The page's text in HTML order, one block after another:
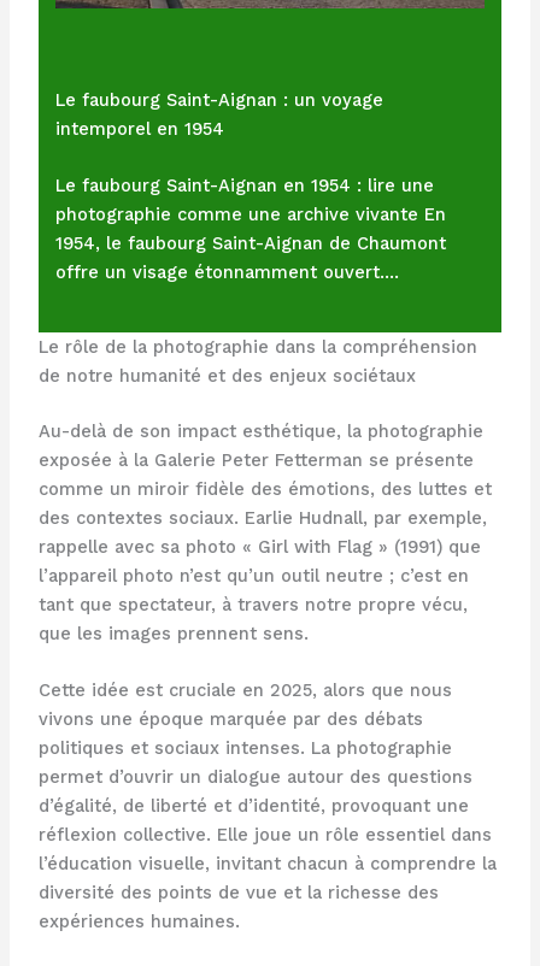
Le faubourg Saint-Aignan : un voyage
intemporel en 1954
Le faubourg Saint-Aignan en 1954 : lire une
photographie comme une archive vivante En
1954, le faubourg Saint-Aignan de Chaumont
offre un visage étonnamment ouvert.…
Le rôle de la photographie dans la compréhension
de notre humanité et des enjeux sociétaux
Au-delà de son impact esthétique, la photographie
exposée à la Galerie Peter Fetterman se présente
comme un miroir fidèle des émotions, des luttes et
des contextes sociaux. Earlie Hudnall, par exemple,
rappelle avec sa photo « Girl with Flag » (1991) que
l’appareil photo n’est qu’un outil neutre ; c’est en
tant que spectateur, à travers notre propre vécu,
que les images prennent sens.
Cette idée est cruciale en 2025, alors que nous
vivons une époque marquée par des débats
politiques et sociaux intenses. La photographie
permet d’ouvrir un dialogue autour des questions
d’égalité, de liberté et d’identité, provoquant une
réflexion collective. Elle joue un rôle essentiel dans
l’éducation visuelle, invitant chacun à comprendre la
diversité des points de vue et la richesse des
expériences humaines.